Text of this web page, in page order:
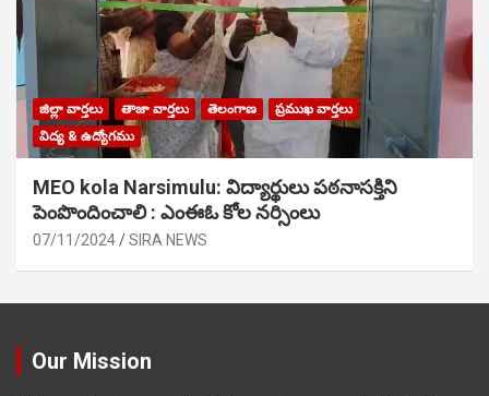
జిల్లా వార్తలు తాజా వార్తలు తెలంగాణ
ప్రముఖ వార్తలు
విద్య & ఉద్యోగము
MEO kola Narsimulu: విద్యార్థులు పఠ‌నాసక్తిని
పెంపొందించాలి : ఎంఈఓ కోల నర్సింలు
07/11/2024 SIRA NEWS
Our Mission